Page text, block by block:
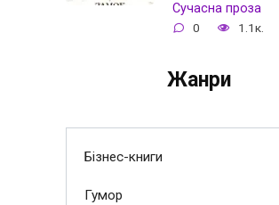
Сучасна проза
0 1.1к.
Жанри
Бізнес-книги
Гумор